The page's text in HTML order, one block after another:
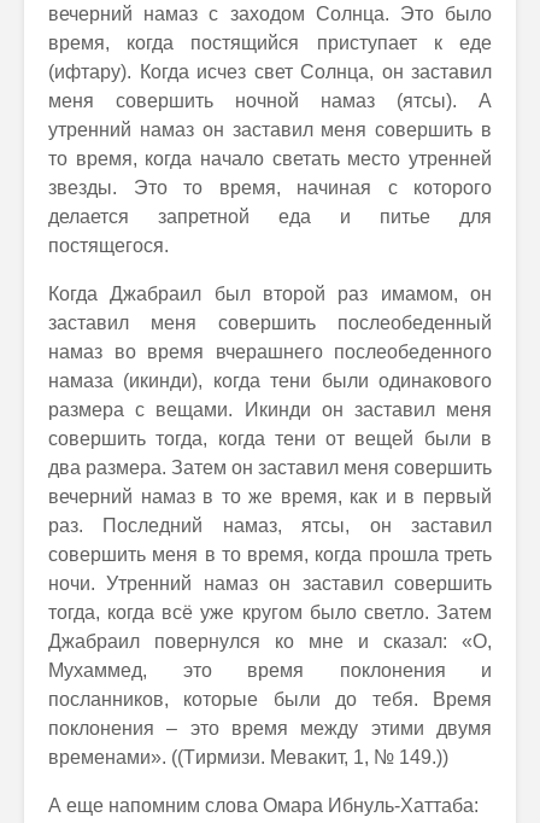
вечерний намаз с заходом Солнца. Это было
время, когда постящийся приступает к еде
(ифтару). Когда исчез свет Солнца, он заставил
меня совершить ночной намаз (ятсы). А
утренний намаз он заставил меня совершить в
то время, когда начало светать место утренней
звезды. Это то время, начиная с которого
делается запретной еда и питье для
постящегося.
Когда Джабраил был второй раз имамом, он
заставил меня совершить послеобеденный
намаз во время вчерашнего послеобеденного
намаза (икинди), когда тени были одинакового
размера с вещами. Икинди он заставил меня
совершить тогда, когда тени от вещей были в
два размера. Затем он заставил меня совершить
вечерний намаз в то же время, как и в первый
раз. Последний намаз, ятсы, он заставил
совершить меня в то время, когда прошла треть
ночи. Утренний намаз он заставил совершить
тогда, когда всё уже кругом было светло. Затем
Джабраил повернулся ко мне и сказал: «О,
Мухаммед, это время поклонения и
посланников, которые были до тебя. Время
поклонения – это время между этими двумя
временами». ((Tирмизи. Мевакит, 1, № 149.))
А еще напомним слова Омара Ибнуль-Хаттаба: